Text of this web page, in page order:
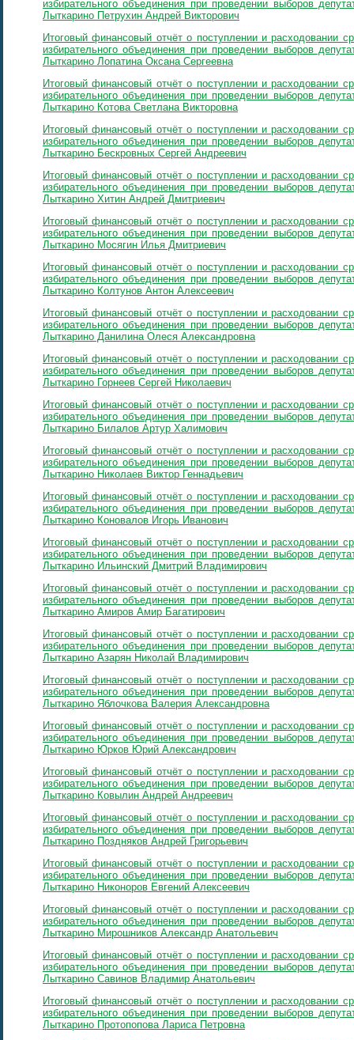
избирательного объединения при проведении выборов
Лыткарино Петрухин Андрей Викторович
Итоговый финансовый отчёт о поступлении и расходовании
избирательного объединения при проведении выборов
Лыткарино Лопатина Оксана Сергеевна
Итоговый финансовый отчёт о поступлении и расходовании
избирательного объединения при проведении выборов
Лыткарино Котова Светлана Викторовна
Итоговый финансовый отчёт о поступлении и расходовании
избирательного объединения при проведении выборов
Лыткарино Бескровных Сергей Андреевич
Итоговый финансовый отчёт о поступлении и расходовании
избирательного объединения при проведении выборов
Лыткарино Хитин Андрей Дмитриевич
Итоговый финансовый отчёт о поступлении и расходовании
избирательного объединения при проведении выборов
Лыткарино Мосягин Илья Дмитриевич
Итоговый финансовый отчёт о поступлении и расходовании
избирательного объединения при проведении выборов
Лыткарино Колтунов Антон Алексеевич
Итоговый финансовый отчёт о поступлении и расходовании
избирательного объединения при проведении выборов
Лыткарино Данилина Олеся Александровна
Итоговый финансовый отчёт о поступлении и расходовании
избирательного объединения при проведении выборов
Лыткарино Горнеев Сергей Николаевич
Итоговый финансовый отчёт о поступлении и расходовании
избирательного объединения при проведении выборов
Лыткарино Билалов Артур Халимович
Итоговый финансовый отчёт о поступлении и расходовании
избирательного объединения при проведении выборов
Лыткарино Николаев Виктор Геннадьевич
Итоговый финансовый отчёт о поступлении и расходовании
избирательного объединения при проведении выборов
Лыткарино Коновалов Игорь Иванович
Итоговый финансовый отчёт о поступлении и расходовании
избирательного объединения при проведении выборов
Лыткарино Ильинский Дмитрий Владимирович
Итоговый финансовый отчёт о поступлении и расходовании
избирательного объединения при проведении выборов
Лыткарино Амиров Амир Багатирович
Итоговый финансовый отчёт о поступлении и расходовании
избирательного объединения при проведении выборов
Лыткарино Азарян Николай Владимирович
Итоговый финансовый отчёт о поступлении и расходовании
избирательного объединения при проведении выборов
Лыткарино Яблочкова Валерия Александровна
Итоговый финансовый отчёт о поступлении и расходовании
избирательного объединения при проведении выборов
Лыткарино Юрков Юрий Александрович
Итоговый финансовый отчёт о поступлении и расходовании
избирательного объединения при проведении выборов
Лыткарино Ковылин Андрей Андреевич
Итоговый финансовый отчёт о поступлении и расходовании
избирательного объединения при проведении выборов
Лыткарино Поздняков Андрей Григорьевич
Итоговый финансовый отчёт о поступлении и расходовании
избирательного объединения при проведении выборов
Лыткарино Никоноров Евгений Алексеевич
Итоговый финансовый отчёт о поступлении и расходовании
избирательного объединения при проведении выборов
Лыткарино Мирошников Александр Анатольевич
Итоговый финансовый отчёт о поступлении и расходовании
избирательного объединения при проведении выборов
Лыткарино Савинов Владимир Анатольевич
Итоговый финансовый отчёт о поступлении и расходовании
избирательного объединения при проведении выборов
Лыткарино Протопопова Лариса Петровна